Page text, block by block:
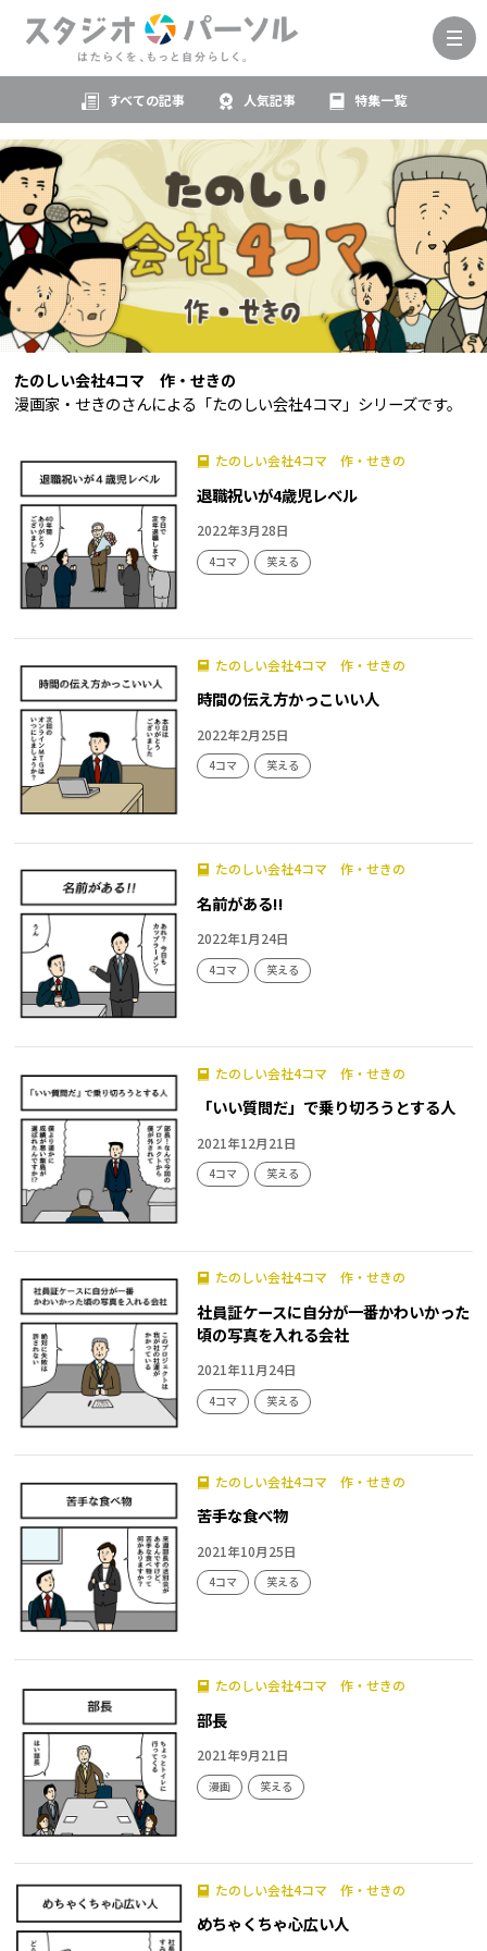
すべての記事 人気記事 特集一覧
たのしい会社4コマ 作・せきの
漫画家・せきのさんによる「たのしい会社4コマ」シリーズです。
たのしい会社4コマ 作・せきの
退職祝いが4歳児レベル
2022年3月28日
4コマ 笑える
たのしい会社4コマ 作・せきの
時間の伝え方かっこいい人
2022年2月25日
4コマ 笑える
たのしい会社4コマ 作・せきの
名前がある!!
2022年1月24日
4コマ 笑える
たのしい会社4コマ 作・せきの
「いい質問だ」で乗り切ろうとする人
2021年12月21日
4コマ 笑える
たのしい会社4コマ 作・せきの
社員証ケースに自分が一番かわいかった
頃の写真を入れる会社
2021年11月24日
4コマ 笑える
たのしい会社4コマ 作・せきの
苦手な食べ物
2021年10月25日
4コマ 笑える
たのしい会社4コマ 作・せきの
部長
2021年9月21日
漫画 笑える
たのしい会社4コマ 作・せきの
めちゃくちゃ心広い人